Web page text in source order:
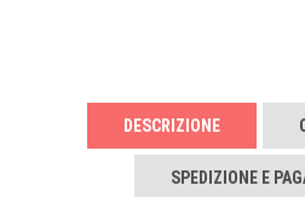
DESCRIZIONE
SPEDIZIONE E